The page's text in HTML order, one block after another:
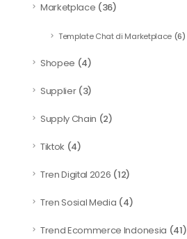
Marketplace (36)
Template Chat di Marketplace(6)
Shopee (4)
Supplier(3)
Supply Chain (2)
Tiktok (4)
Tren Digital 2026 (12)
Tren Sosial Media (4)
Trend Ecommerce Indonesia (41)